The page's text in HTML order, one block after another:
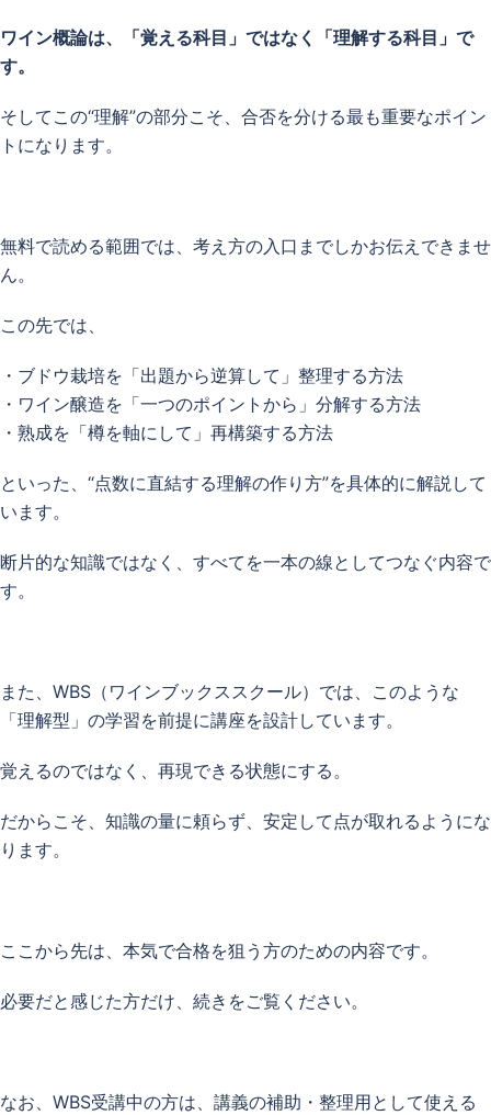
ワイン概論は、「覚える科目」ではなく「理解する科目」で
す。
そしてこの“理解”の部分こそ、合否を分ける最も重要なポイン
トになります。
無料で読める範囲では、考え方の入口までしかお伝えできませ
ん。
この先では、
・ブドウ栽培を「出題から逆算して」整理する方法
・ワイン醸造を「一つのポイントから」分解する方法
・熟成を「樽を軸にして」再構築する方法
といった、“点数に直結する理解の作り方”を具体的に解説して
います。
断片的な知識ではなく、すべてを一本の線としてつなぐ内容で
す。
また、WBS（ワインブックススクール）では、このような
「理解型」の学習を前提に講座を設計しています。
覚えるのではなく、再現できる状態にする。
だからこそ、知識の量に頼らず、安定して点が取れるようにな
ります。
ここから先は、本気で合格を狙う方のための内容です。
必要だと感じた方だけ、続きをご覧ください。
なお、WBS受講中の方は、講義の補助・整理用として使える